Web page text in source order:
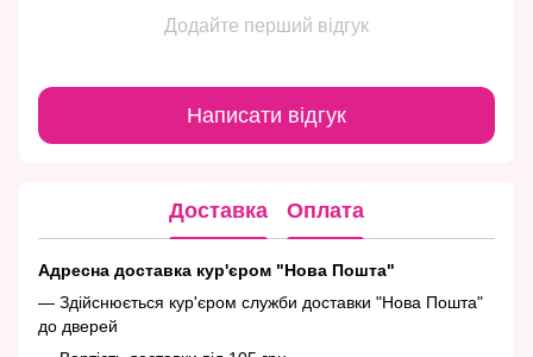
Додайте перший відгук
Написати відгук
Доставка Оплата
Адресна доставка кур'єром "Нова Пошта"
— Здійснюється кур'єром служби доставки "Нова Пошта"
до дверей